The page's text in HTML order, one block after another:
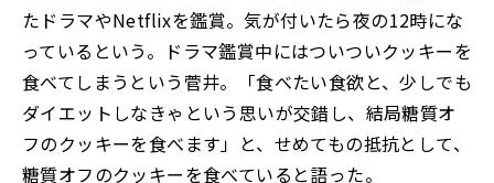
たドラマやNetflixを鑑賞。気が付いたら夜の12時にな
っているという。ドラマ鑑賞中にはついついクッキーを
食べてしまうという菅井。「食べたい食欲と、少しでも
ダイエットしなきゃという思いが交錯し、結局糖質オ
フのクッキーを食べます」と、せめてもの抵抗として、
糖質オフのクッキーを食べていると語った。